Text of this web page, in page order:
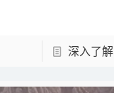
深入了解